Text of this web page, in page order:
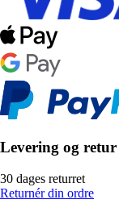
Levering og retur
30 dages returret
Returnér din ordre